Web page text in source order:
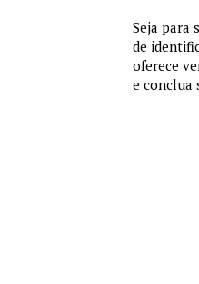
Seja para
de
oferece
e conclua